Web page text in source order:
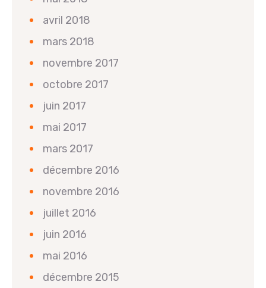
avril 2018
mars 2018
novembre 2017
octobre 2017
juin 2017
mai 2017
mars 2017
décembre 2016
novembre 2016
juillet 2016
juin 2016
mai 2016
décembre 2015